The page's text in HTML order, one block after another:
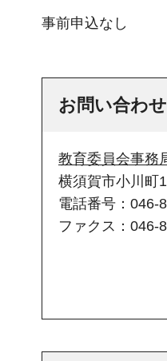
事前申込なし
お問い合わせ
教育委員会事務
横須賀市小川町
電話番号：046-
ファクス：046-